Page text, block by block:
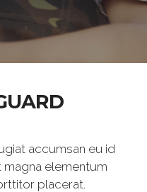
accumsan eu id
magna elementum
placerat.